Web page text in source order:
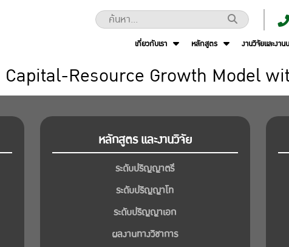
เกี่ยวกับเรา
หลักสูตร งานวิจัยและงา
Resource Growth Model
หลักสูตร และงานวิจัย
ระดับปริญญาตรี
ระดับปริญญาโท
ระดับปริญญาเอก
ผลงานทางวิชาการ